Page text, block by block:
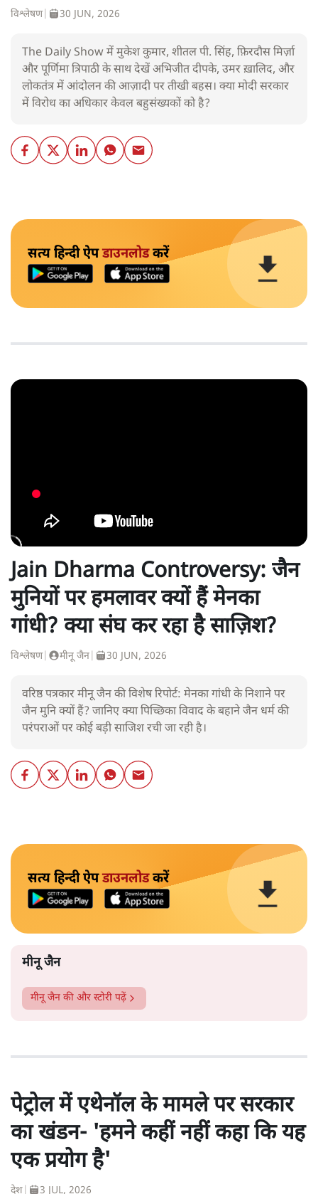
विश्लेषण| 30 JUN, 2026
The Daily Show में मुकेश कुमार, शीतल पी. सिंह, फ़िरदौस मिर्ज़ा
और पूर्णिमा त्रिपाठी के साथ देखें अभिजीत दीपके, उमर ख़ालिद, और
लोकतंत्र में आंदोलन की आज़ादी पर तीखी बहस। क्या मोदी सरकार
में विरोध का अधिकार केवल बहुसंख्यकों को है?
सत्य हिन्दी ऐपडाउनलोडकरें
Jain Dharma Controversy: जैन
मुनियों पर हमलावर क्यों हैं मेनका
गांधी? क्या संघ कर रहा है साज़िश?
विश्लेषण| मीनू जैन 30 JUN, 2026
वरिष्ठ पत्रकार मीनू जैन की विशेष रिपोर्ट: मेनका गांधी के निशाने पर
जैन मुनि क्यों हैं? जानिए क्या पिच्छिका विवाद के बहाने जैन धर्म की
परंपराओं पर कोई बड़ी साजिश रची जा रही है।
सत्य हिन्दी ऐपडाउनलोडकरें
मीनू जैन
मीनू जैन की और स्टोरी पढ़ें
पेट्रोल में एथेनॉल के मामले पर सरकार
का खंडन- 'हमने कहीं नहीं कहा कि यह
एक प्रयोग है'
देश 3 JUL, 2026